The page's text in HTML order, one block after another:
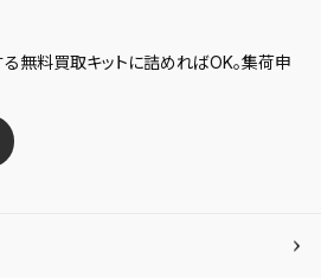
すると、この条件に一致する商品
ル及びお客様のアカウント内の
す。
は変更できません。
合は、マイページの「保存検索条
表示し、条件を変更の上、保存し直
きます。
無料買取キットに詰めればOK。集荷申